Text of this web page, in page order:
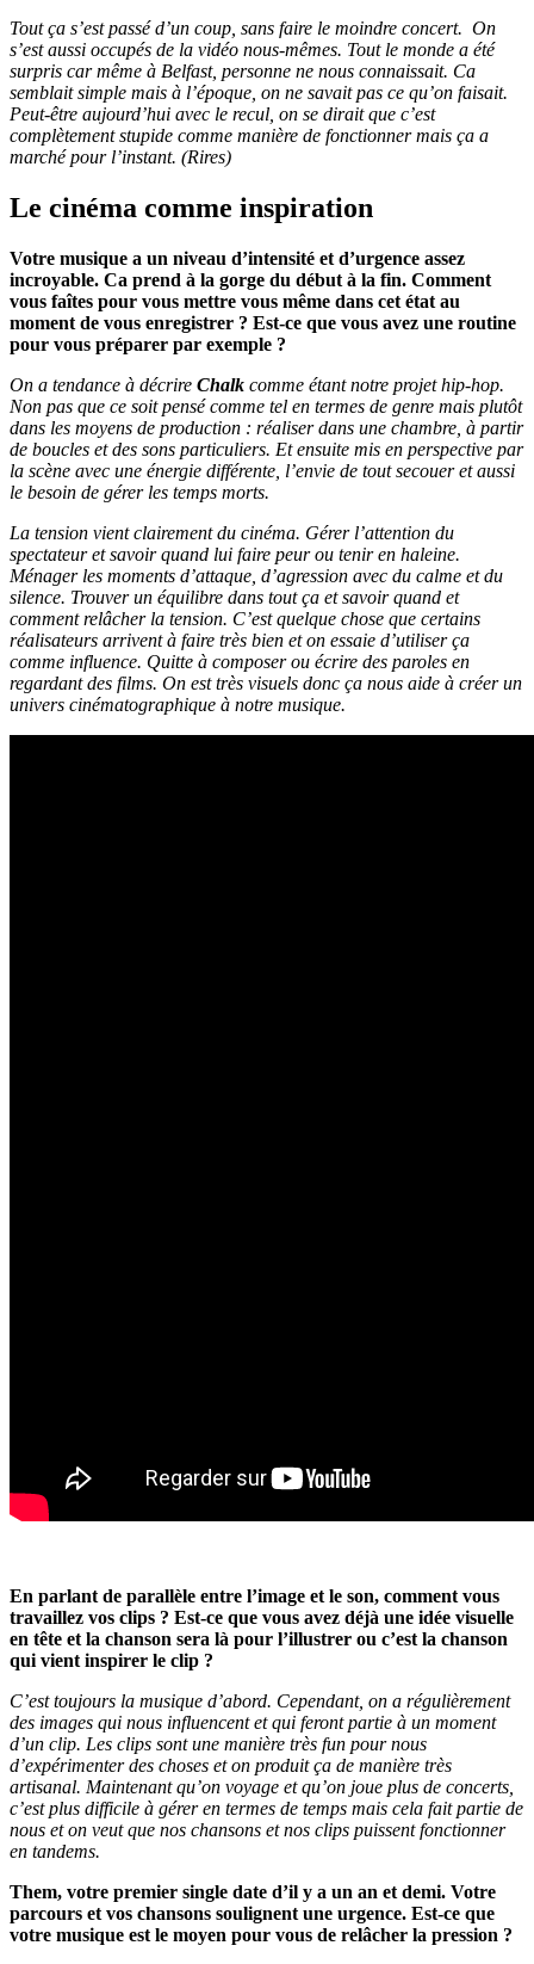
Tout ça s’est passé d’un coup, sans faire le moindre concert. On
s’est aussi occupés de la vidéo nous-mêmes. Tout le monde a été
surpris car même à Belfast, personne ne nous connaissait. Ca
semblait simple mais à l’époque, on ne savait pas ce qu’on faisait.
Peut-être aujourd’hui avec le recul, on se dirait que c’est
complètement stupide comme manière de fonctionner mais ça a
marché pour l’instant. (Rires)
Le cinéma comme inspiration
Votre musique a un niveau d’intensité et d’urgence assez
incroyable. Ca prend à la gorge du début à la fin. Comment
vous faîtes pour vous mettre vous même dans cet état au
moment de vous enregistrer ? Est-ce que vous avez une routine
pour vous préparer par exemple ?
On a tendance à décrire Chalk comme étant notre projet hip-hop.
Non pas que ce soit pensé comme tel en termes de genre mais plutôt
dans les moyens de production : réaliser dans une chambre, à partir
de boucles et des sons particuliers. Et ensuite mis en perspective par
la scène avec une énergie différente, l’envie de tout secouer et aussi
le besoin de gérer les temps morts.
La tension vient clairement du cinéma. Gérer l’attention du
spectateur et savoir quand lui faire peur ou tenir en haleine.
Ménager les moments d’attaque, d’agression avec du calme et du
silence. Trouver un équilibre dans tout ça et savoir quand et
comment relâcher la tension. C’est quelque chose que certains
réalisateurs arrivent à faire très bien et on essaie d’utiliser ça
comme influence. Quitte à composer ou écrire des paroles en
regardant des films. On est très visuels donc ça nous aide à créer un
univers cinématographique à notre musique.
En parlant de parallèle entre l’image et le son, comment vous
travaillez vos clips ? Est-ce que vous avez déjà une idée visuelle
en tête et la chanson sera là pour l’illustrer ou c’est la chanson
qui vient inspirer le clip ?
C’est toujours la musique d’abord. Cependant, on a régulièrement
des images qui nous influencent et qui feront partie à un moment
d’un clip. Les clips sont une manière très fun pour nous
d’expérimenter des choses et on produit ça de manière très
artisanal. Maintenant qu’on voyage et qu’on joue plus de concerts,
c’est plus difficile à gérer en termes de temps mais cela fait partie de
nous et on veut que nos chansons et nos clips puissent fonctionner
en tandems.
Them, votre premier single date d’il y a un an et demi. Votre
parcours et vos chansons soulignent une urgence. Est-ce que
votre musique est le moyen pour vous de relâcher la pression ?